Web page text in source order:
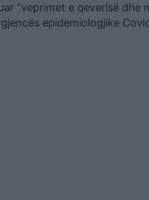
“veprimet e qeverisë dhe
epidemiologjike